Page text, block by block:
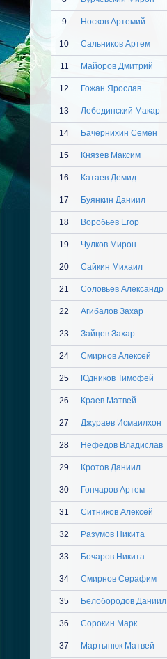
9 Носков Артемий
10 Сальников Артем
11 Майоров Дмитрий
12 Гожан Ярослав
13 Лебединский Макар
14 Бачернихин Семен
15 Князев Максим
16 Катаев Демид
17 Буянкин Даниил
18 Воробьев Егор
19 Чулков Мирон
20 Сайкин Михаил
21 Соловьев Александр
22 Агибалов Захар
23 Зайцев Захар
24 Смирнов Алексей
25 Юдников Тимофей
26 Краев Матвей
27 Джураев Исмаилхон
28 Нефедов Владислав
29 Кротов Даниил
30 Гончаров Артем
31 Ситников Алексей
32 Разумов Никита
33 Бочаров Никита
34 Смирнов Серафим
35 Белобородов Даниил
36 Сорокин Марк
37 Мартынюк Матвей